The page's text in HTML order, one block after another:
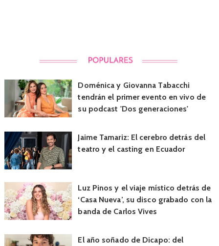
Doménica y Giovanna Tabacchi
tendrán el primer evento en vivo de
su podcast 'Dos generaciones'
Jaime Tamariz: El cerebro detrás del
teatro y el casting en Ecuador
Luz Pinos y el viaje místico detrás de
‘Casa Nueva’, su disco grabado con la
banda de Carlos Vives
El año soñado de Dicapo: del